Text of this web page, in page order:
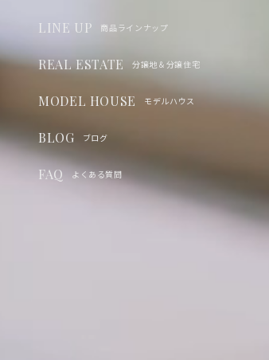
LINE UP 商品ラインナップ
REAL ESTATE 分譲地＆分譲住宅
MODEL HOUSE モデルハウス
BLOG ブログ
FAQ よくある質問